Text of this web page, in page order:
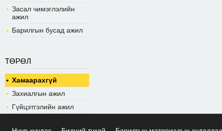
Засал чимэглэлийн
ажил
Барилгын бусад ажил
ТӨРӨЛ
Хамаарахгүй
Захиалгын ажил
Гүйцэтгэлийн ажил